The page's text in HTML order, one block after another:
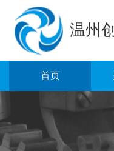
温州
首页